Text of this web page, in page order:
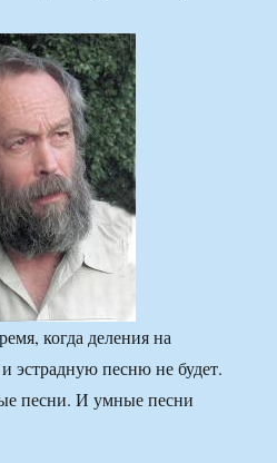
когда деления на
эстрадную песню не будет.
песни. И умные песни